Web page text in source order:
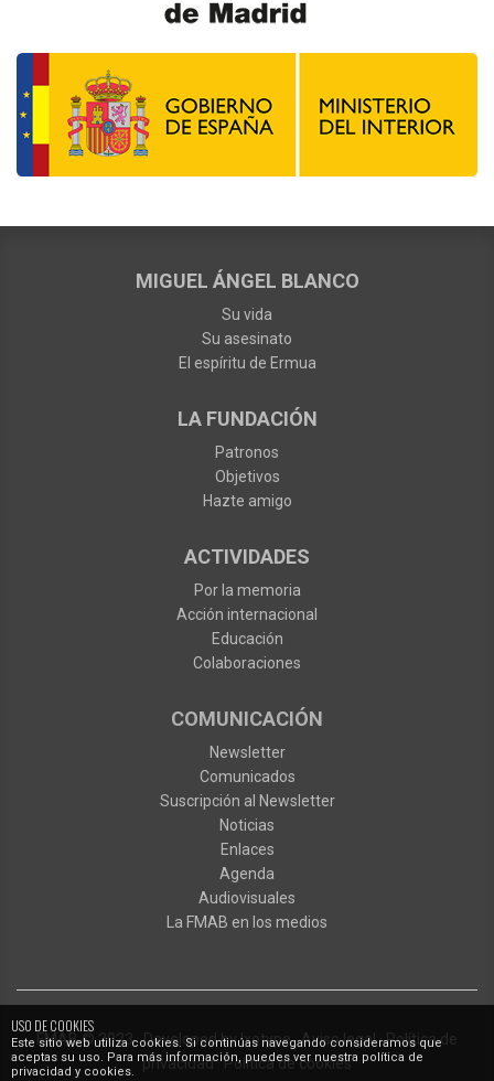
USO DE COOKIES
Este sitio web utiliza cookies. Si continúas navegando consideramos que
aceptas su uso. Para más información, puedes ver nuestra política de
privacidad y cookies.
MIGUEL ÁNGEL BLANCO
Su vida
Su asesinato
El espíritu de Ermua
LA FUNDACIÓN
Patronos
Objetivos
Hazte amigo
ACTIVIDADES
Por la memoria
Acción internacional
Educación
Colaboraciones
COMUNICACIÓN
Newsletter
Comunicados
Suscripción al Newsletter
Noticias
Enlaces
Agenda
Audiovisuales
La FMAB en los medios
FMAB© 2023·Developed byIxotype·Aviso legal·Política de
privacidad·Política de cookies